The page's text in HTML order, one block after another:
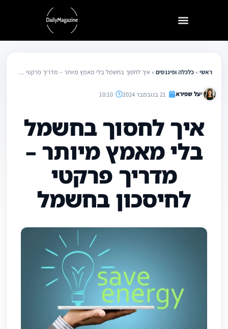
ראשי»כלכלה ופיננסים»איך לחסוך בחשמל בלי מאמץ מיותר – מדריך פרקטי לחיסכון בחשמל
יעל שפירא 21 בנובמבר 2024 10:10
איך לחסוך בחשמל
בלי מאמץ מיותר –
מדריך פרקטי
לחיסכון בחשמל